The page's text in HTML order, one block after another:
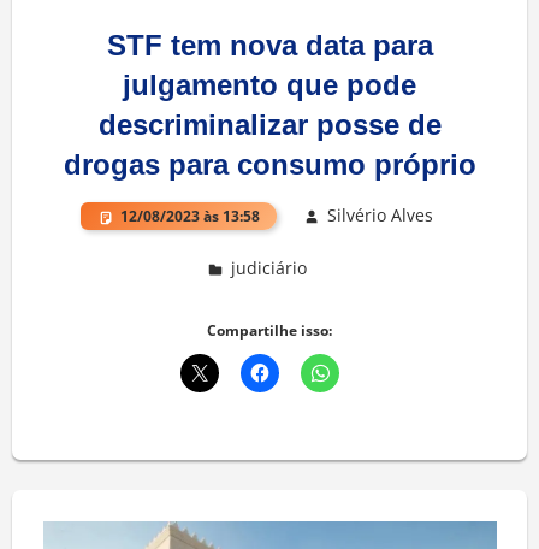
STF tem nova data para
julgamento que pode
descriminalizar posse de
drogas para consumo próprio
12/08/2023 às 13:58 Silvério Alves
judiciário
Compartilhe isso: